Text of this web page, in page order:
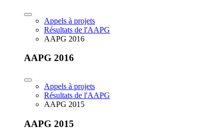
Appels à projets
Résultats de l'AAPG
AAPG 2016
AAPG 2016
Appels à projets
Résultats de l'AAPG
AAPG 2015
AAPG 2015